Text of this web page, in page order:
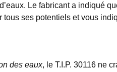
Le fabricant a indiqué
tous ses potentiels et vous
des eaux, le T.I.P. 30116 ne